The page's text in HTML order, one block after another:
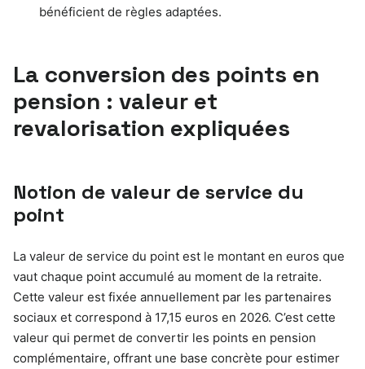
bénéficient de règles adaptées.
La conversion des points en
pension : valeur et
revalorisation expliquées
Notion de valeur de service du
point
La valeur de service du point est le montant en euros que
vaut chaque point accumulé au moment de la retraite.
Cette valeur est fixée annuellement par les partenaires
sociaux et correspond à 17,15 euros en 2026. C’est cette
valeur qui permet de convertir les points en pension
complémentaire, offrant une base concrète pour estimer